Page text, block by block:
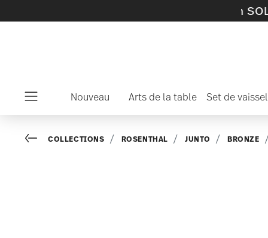
Nouveau Arts de la table Set de
Go backCOLLECTIONS ROSENTHAL JUNTO BRONZE